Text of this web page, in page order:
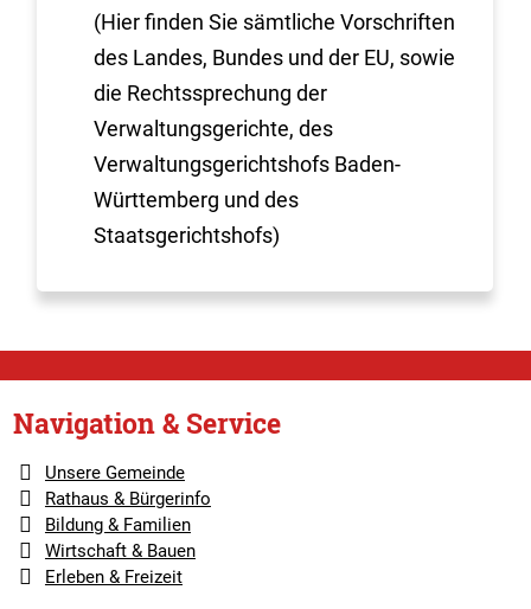
(Hier finden Sie sämtliche Vorschriften
des Landes, Bundes und der EU, sowie
die Rechtssprechung der
Verwaltungsgerichte, des
Verwaltungsgerichtshofs Baden-
Württemberg und des
Staatsgerichtshofs)
Navigation & Service
Unsere Gemeinde
Rathaus & Bürgerinfo
Bildung & Familien
Wirtschaft & Bauen
Erleben & Freizeit